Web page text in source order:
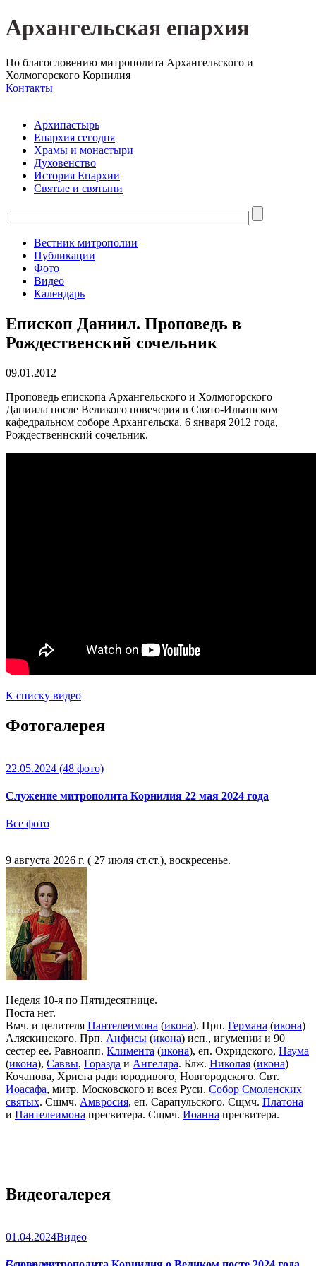
Архангельская епархия
По благословению митрополита Архангельского и
Холмогорского Корнилия
Контакты
Архипастырь
Епархия сегодня
Храмы и монастыри
Духовенство
История Епархии
Святые и святыни
Вестник митрополии
Публикации
Фото
Видео
Календарь
Епископ Даниил. Проповедь в
Рождественский сочельник
09.01.2012
Проповедь епископа Архангельского и Холмогорского
Даниила после Великого повечерия в Свято-Ильинском
кафедральном соборе Архангельска. 6 января 2012 года,
Рождественнский сочельник.
К списку видео
Фотогалерея
22.05.2024 (48 фото)
Служение митрополита Корнилия 22 мая 2024 года
Все фото
9 августа 2026 г. ( 27 июля ст.ст.), воскресенье.
Неделя 10-я по Пятидесятнице.
Поста нет.
Вмч. и целителя Пантелеимона (икона). Прп. Германа (икона)
Аляскинского. Прп. Анфисы (икона) исп., игумении и 90
сестер ее. Равноапп. Климента (икона), еп. Охридского, Наума
(икона), Саввы, Горазда и Ангеляра. Блж. Николая (икона)
Кочанова, Христа ради юродивого, Новгородского. Свт.
Иоасафа, митр. Московского и всея Руси. Собор Смоленских
святых. Сщмч. Амвросия, еп. Сарапульского. Сщмч. Платона
и Пантелеимона пресвитера. Сщмч. Иоанна пресвитера.
Видеогалерея
01.04.2024Видео